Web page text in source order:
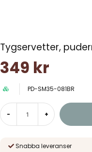
Tygservetter,
349 kr
PD-SM35-081BR
- +
Snabba leveranser